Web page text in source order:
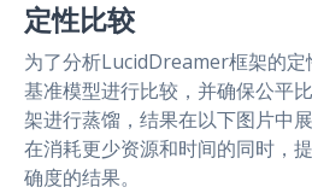
定性比较
为了分析LucidDreamer框架的
基准模型进行比较，并确保公平
架进行蒸馏，结果在以下图片中
在消耗更少资源和时间的同时，
确度的结果。